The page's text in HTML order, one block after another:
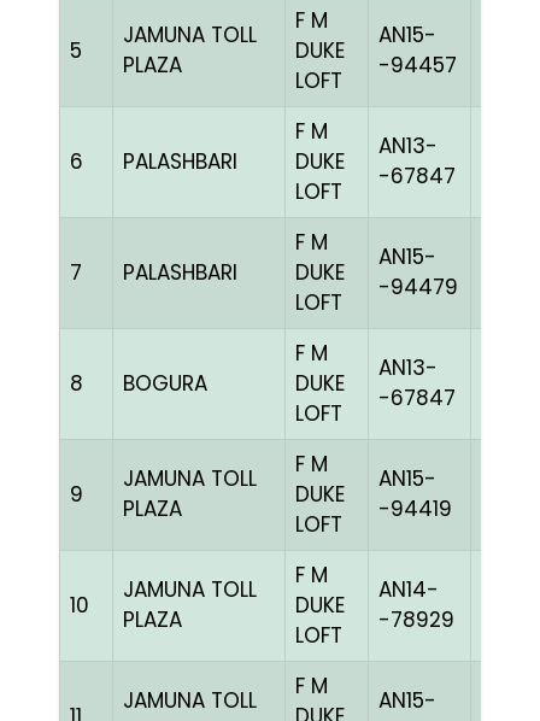
5
JAMUNA TOLL
PLAZA
F M
DUKE
LOFT
AN15-
-94457
6 PALASHBARI
F M
DUKE
LOFT
AN13-
-67847
7 PALASHBARI
F M
DUKE
LOFT
AN15-
-94479
8 BOGURA
F M
DUKE
LOFT
AN13-
-67847
9
JAMUNA TOLL
PLAZA
F M
DUKE
LOFT
AN15-
-94419
10
JAMUNA TOLL
PLAZA
F M
DUKE
LOFT
AN14-
-78929
JAMUNA TOLL
F M
AN15-